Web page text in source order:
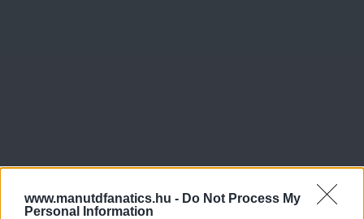
www.manutdfanatics.hu - Do Not Process My
Personal Information